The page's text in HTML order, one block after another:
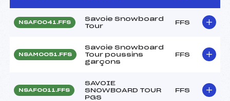
NSAF0041.FFS
Savoie Snowboard
Tour
FFS
NSAM0051.FFS
Savoie Snowboard
Tour poussins
garçons
FFS
NSAF0011.FFS
SAVOIE
SNOWBOARD TOUR
PGS
FFS